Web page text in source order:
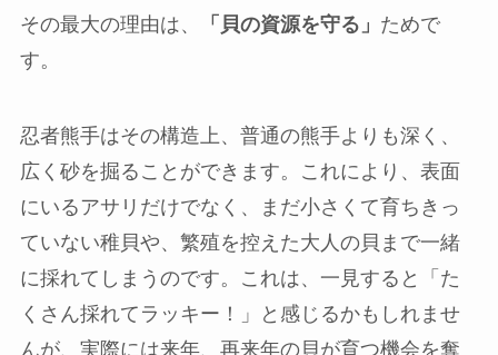
その最大の理由は、
「貝の資源を守る」 ためで
す。
忍者熊手はその構造上、普通の熊手よりも深く、
広く砂を掘ることができます。これにより、表面
にいるアサリだけでなく、まだ小さくて育ちきっ
ていない稚貝や、繁殖を控えた大人の貝まで一緒
に採れてしまうのです。これは、一見すると「た
くさん採れてラッキー！」と感じるかもしれませ
んが、実際には来年、再来年の貝が育つ機会を奪